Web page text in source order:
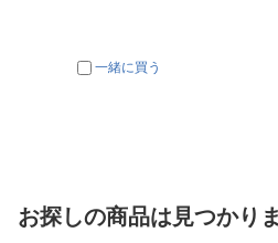
一緒に買う
お探しの商品は見つかり